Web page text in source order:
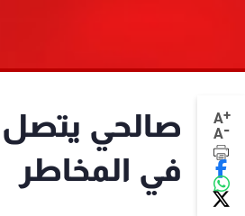
A+
A-
صالحي يتصل
في المخاطر